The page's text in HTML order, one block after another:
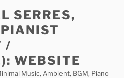
SERRES,
/
WEBSITE
Music, Ambient, BGM, Piano